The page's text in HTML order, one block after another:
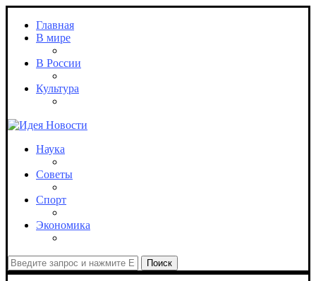
Главная
В мире
В России
Культура
Наука
Советы
Спорт
Экономика
Поиск